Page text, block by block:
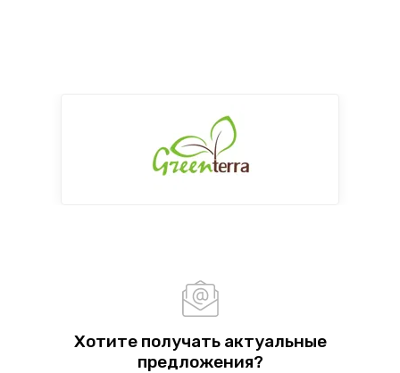
Хотите получать актуальные
предложения?